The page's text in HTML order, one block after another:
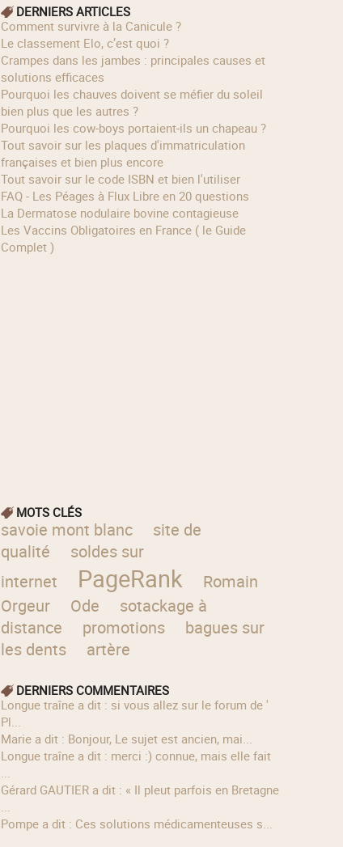
DERNIERS ARTICLES
Comment survivre à la Canicule ?
Le classement Elo, c’est quoi ?
Crampes dans les jambes : principales causes et
solutions efficaces
Pourquoi les chauves doivent se méfier du soleil
bien plus que les autres ?
Pourquoi les cow‑boys portaient‑ils un chapeau ?
Tout savoir sur les plaques d'immatriculation
françaises et bien plus encore
Tout savoir sur le code ISBN et bien l'utiliser
FAQ - Les Péages à Flux Libre en 20 questions
La Dermatose nodulaire bovine contagieuse
Les Vaccins Obligatoires en France ( le Guide
Complet )
MOTS CLÉS
savoie mont blanc
site de
qualité
soldes sur
internet
PageRank
Romain
Orgeur
Ode
sotackage à
distance
promotions
bagues sur
les dents
artère
DERNIERS COMMENTAIRES
longue traîne a dit : si vous allez sur le forum de '
Pl...
Marie a dit : Bonjour, Le sujet est ancien, mai...
longue traîne a dit : merci :) connue, mais elle fait
...
Gérard GAUTIER a dit : « Il pleut parfois en Bretagne
...
Pompe a dit : Ces solutions médicamenteuses s...